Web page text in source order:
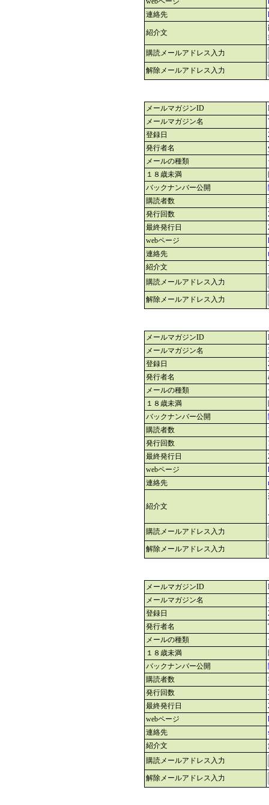
連絡先
紹介文
購読メールアドレス入力
解除メールアドレス入力
メールマガジンID
メールマガジン名
登録日
発行者名
メールの種類
１８歳未満
バックナンバー公開
購読者数
発行回数
最終発行日
webページ
連絡先
紹介文
購読メールアドレス入力
解除メールアドレス入力
メールマガジンID
メールマガジン名
登録日
発行者名
メールの種類
１８歳未満
バックナンバー公開
購読者数
発行回数
最終発行日
webページ
連絡先
紹介文
購読メールアドレス入力
解除メールアドレス入力
メールマガジンID
メールマガジン名
登録日
発行者名
メールの種類
１８歳未満
バックナンバー公開
購読者数
発行回数
最終発行日
webページ
連絡先
紹介文
購読メールアドレス入力
解除メールアドレス入力